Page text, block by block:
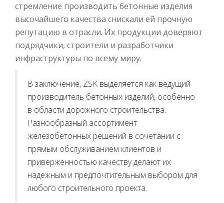
стремление производить бетонные изделия
высочайшего качества снискали ей прочную
репутацию в отрасли. Их продукции доверяют
подрядчики, строители и разработчики
инфраструктуры по всему миру.
В заключение, ZSK выделяется как ведущий
производитель бетонных изделий, особенно
в области дорожного строительства.
Разнообразный ассортимент
железобетонных решений в сочетании с
прямым обслуживанием клиентов и
приверженностью качеству делают их
надежным и предпочтительным выбором для
любого строительного проекта.